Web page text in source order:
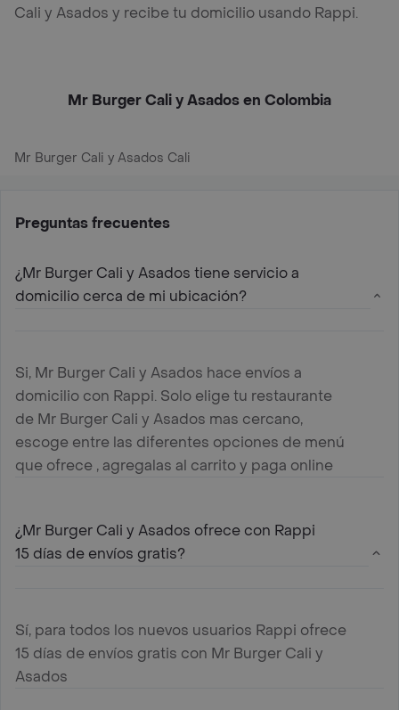
Cali y Asados y recibe tu domicilio usando Rappi.
Mr Burger Cali y Asados en Colombia
Mr Burger Cali y Asados Cali
Preguntas frecuentes
¿Mr Burger Cali y Asados tiene servicio a
domicilio cerca de mi ubicación?
Si, Mr Burger Cali y Asados hace envíos a
domicilio con Rappi. Solo elige tu restaurante
de Mr Burger Cali y Asados mas cercano,
escoge entre las diferentes opciones de menú
que ofrece , agregalas al carrito y paga online
¿Mr Burger Cali y Asados ofrece con Rappi
15 días de envíos gratis?
Sí, para todos los nuevos usuarios Rappi ofrece
15 días de envíos gratis con Mr Burger Cali y
Asados